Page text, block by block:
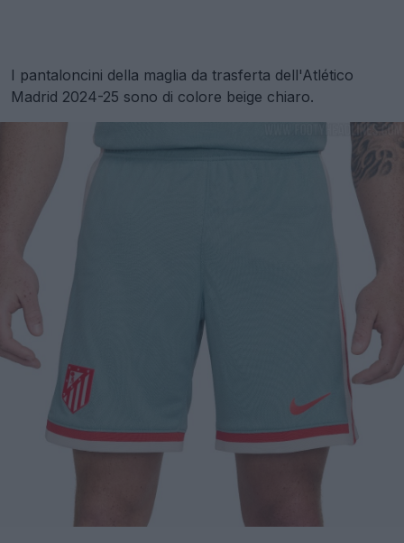
I pantaloncini della maglia da trasferta dell'Atlético
Madrid 2024-25 sono di colore beige chiaro.